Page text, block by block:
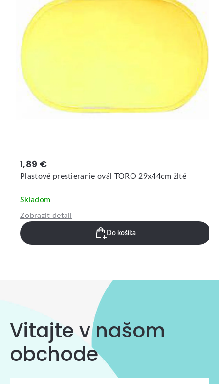
1,89 €
Plastové prestieranie ovál TORO 29x44cm žlté
Skladom
Zobrazit detail
Do košíka
Vitajte v našom
obchode